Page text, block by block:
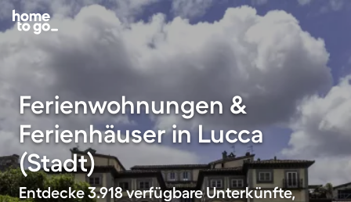
Ferienwohnungen &
Ferienhäuser in Lucca
(Stadt)
Entdecke 3.918 verfügbare Unterkünfte,